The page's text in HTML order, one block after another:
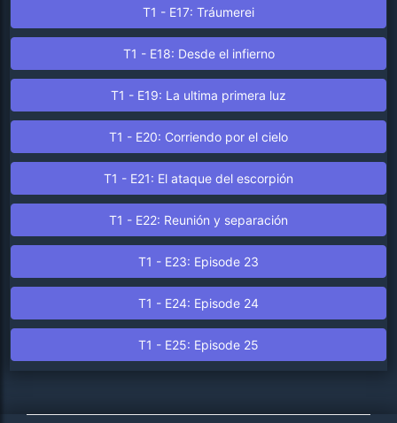
T1 - E17: Tráumerei
T1 - E18: Desde el infierno
T1 - E19: La ultima primera luz
T1 - E20: Corriendo por el cielo
T1 - E21: El ataque del escorpión
T1 - E22: Reunión y separación
T1 - E23: Episode 23
T1 - E24: Episode 24
T1 - E25: Episode 25